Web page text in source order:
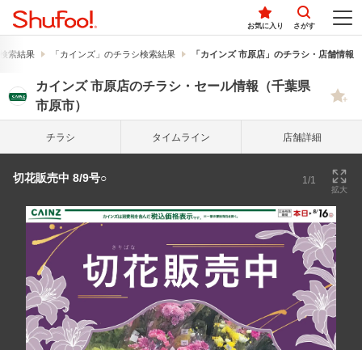
お気に入り さがす
索結果 「カインズ」のチラシ検索結果 「カインズ 市原店」のチラシ・店舗情報
カインズ 市原店のチラシ・セール情報（千葉県
市原市）
チラシ タイム ライン 店舗詳細
切花販売中 8/9号○ 1/1
拡大